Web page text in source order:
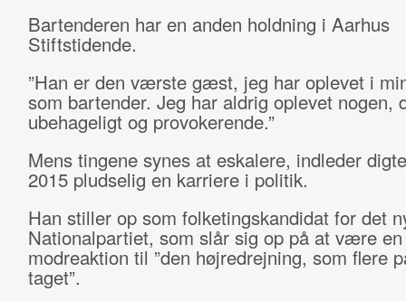
Bartenderen har en anden holdning i Aarhus
Stiftstidende.
”Han er den værste gæst, jeg har oplevet i
som bartender. Jeg har aldrig oplevet nogen,
ubehageligt og provokerende.”
Mens tingene synes at eskalere, indleder
2015 pludselig en karriere i politik.
Han stiller op som folketingskandidat for det
Nationalpartiet, som slår sig op på at være en
modreaktion til ”den højredrejning, som flere
taget”.